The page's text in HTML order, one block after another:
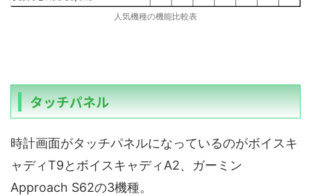
人気機種の機能比較表
タッチパネル
時計画面がタッチパネルになっているのがボイスキ
ャディT9とボイスキャディA2、ガーミン
Approach S62の3機種。